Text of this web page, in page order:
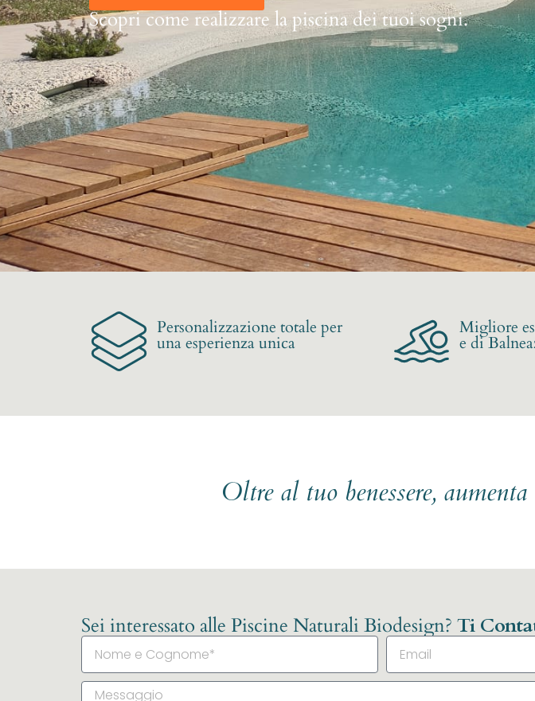
Scopri come realizzare la piscina dei tuoi sogni.
Personalizzazione totale per
una esperienza unica
Migliore
e di
Oltre al tuo benessere,
Sei interessato alle Piscine Naturali Biodesign? Ti